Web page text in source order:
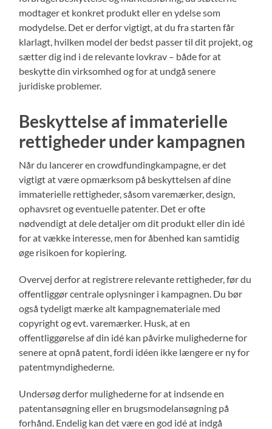
modtager et konkret produkt eller en ydelse som
modydelse. Det er derfor vigtigt, at du fra starten får
klarlagt, hvilken model der bedst passer til dit projekt, og
sætter dig ind i de relevante lovkrav – både for at
beskytte din virksomhed og for at undgå senere
juridiske problemer.
Beskyttelse af immaterielle
rettigheder under kampagnen
Når du lancerer en crowdfundingkampagne, er det
vigtigt at være opmærksom på beskyttelsen af dine
immaterielle rettigheder, såsom varemærker, design,
ophavsret og eventuelle patenter. Det er ofte
nødvendigt at dele detaljer om dit produkt eller din idé
for at vække interesse, men for åbenhed kan samtidig
øge risikoen for kopiering.
Overvej derfor at registrere relevante rettigheder, før du
offentliggør centrale oplysninger i kampagnen. Du bør
også tydeligt mærke alt kampagnemateriale med
copyright og evt. varemærker. Husk, at en
offentliggørelse af din idé kan påvirke mulighederne for
senere at opnå patent, fordi idéen ikke længere er ny for
patentmyndighederne.
Undersøg derfor mulighederne for at indsende en
patentansøgning eller en brugsmodelansøgning på
forhånd. Endelig kan det være en god idé at indgå